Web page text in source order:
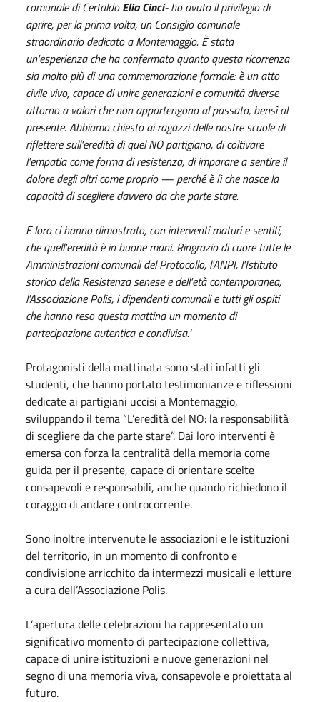
comunale di CertaldoElia Cinci- ho avuto il privilegio di
aprire, per la prima volta, un Consiglio comunale
straordinario dedicato a Montemaggio. È stata
un'esperienza che ha confermato quanto questa ricorrenza
sia molto più di una commemorazione formale: è un atto
civile vivo, capace di unire generazioni e comunità diverse
attorno a valori che non appartengono al passato, bensì al
presente. Abbiamo chiesto ai ragazzi delle nostre scuole di
riflettere sull'eredità di quel NO partigiano, di coltivare
l'empatia come forma di resistenza, di imparare a sentire il
dolore degli altri come proprio — perché è lì che nasce la
capacità di scegliere davvero da che parte stare.
E loro ci hanno dimostrato, con interventi maturi e sentiti,
che quell'eredità è in buone mani. Ringrazio di cuore tutte le
Amministrazioni comunali del Protocollo, l'ANPI, l'Istituto
storico della Resistenza senese e dell'età contemporanea,
l'Associazione Polis, i dipendenti comunali e tutti gli ospiti
che hanno reso questa mattina un momento di
partecipazione autentica e condivisa."
Protagonisti della mattinata sono stati infatti gli
studenti, che hanno portato testimonianze e riflessioni
dedicate ai partigiani uccisi a Montemaggio,
sviluppando il tema “L’eredità del NO: la responsabilità
di scegliere da che parte stare”. Dai loro interventi è
emersa con forza la centralità della memoria come
guida per il presente, capace di orientare scelte
consapevoli e responsabili, anche quando richiedono il
coraggio di andare controcorrente.
Sono inoltre intervenute le associazioni e le istituzioni
del territorio, in un momento di confronto e
condivisione arricchito da intermezzi musicali e letture
a cura dell’Associazione Polis.
L’apertura delle celebrazioni ha rappresentato un
significativo momento di partecipazione collettiva,
capace di unire istituzioni e nuove generazioni nel
segno di una memoria viva, consapevole e proiettata al
futuro.